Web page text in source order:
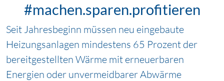
#machen.sparen.profitieren
Seit Jahresbeginn müssen neu eingebaute
Heizungsanlagen mindestens 65 Prozent der
bereitgestellten Wärme mit erneuerbaren
Energien oder unvermeidbarer Abwärme